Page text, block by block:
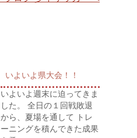
いよいよ県大会！！
いよいよ週末に迫ってきま
した。 全日の１回戦敗退
から、夏場を通して トレ
ーニングを積んできた成果